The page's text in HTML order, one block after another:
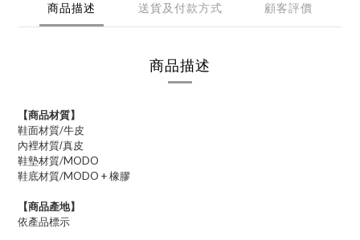
商品描述 送貨及付款方式 顧客評價
商品描述
【商品材質】
鞋面材質/牛皮
內裡材質/真皮
鞋墊材質/MODO
鞋底材質/MODO + 橡膠
【商品產地】
依產品標示